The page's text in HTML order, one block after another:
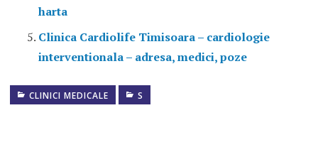
harta
Clinica Cardiolife Timisoara – cardiologie
interventionala – adresa, medici, poze
CLINICI MEDICALE S
BLOC
OPERATOR